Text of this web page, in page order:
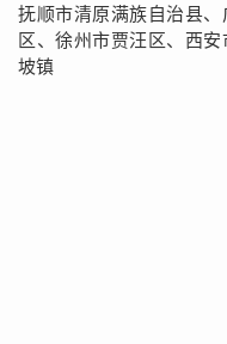
抚顺市清原满族自治县
区、徐州市贾汪区、西
坡镇